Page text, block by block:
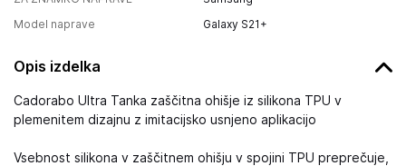
Model naprave
Galaxy S21+
Opis izdelka
Cadorabo Ultra Tanka zaščitna ohišje iz silikona TPU v
plemenitem dizajnu z imitacijsko usnjeno aplikacijo
Vsebnost silikona v zaščitnem ohišju v spojini TPU preprečuje,